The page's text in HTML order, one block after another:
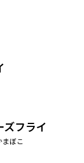
ズフライ
ぼこ